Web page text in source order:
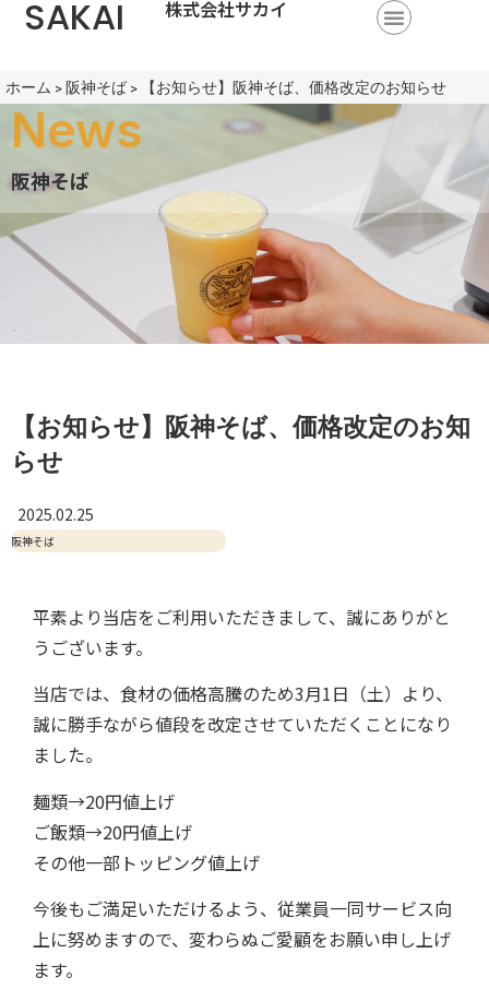
SAKAI 株式会社サカイ
ホーム >阪神そば > 【お知らせ】阪神そば、価格改定のお知らせ
News
阪神そば
【お知らせ】阪神そば、価格改定のお知
らせ
2025.02.25
阪神そば
平素より当店をご利用いただきまして、誠にありがと
うございます。
当店では、食材の価格高騰のため3月1日（土）より、
誠に勝手ながら値段を改定させていただくことになり
ました。
麺類→20円値上げ
ご飯類→20円値上げ
その他一部トッピング値上げ
今後もご満足いただけるよう、従業員一同サービス向
上に努めますので、変わらぬご愛顧をお願い申し上げ
ます。